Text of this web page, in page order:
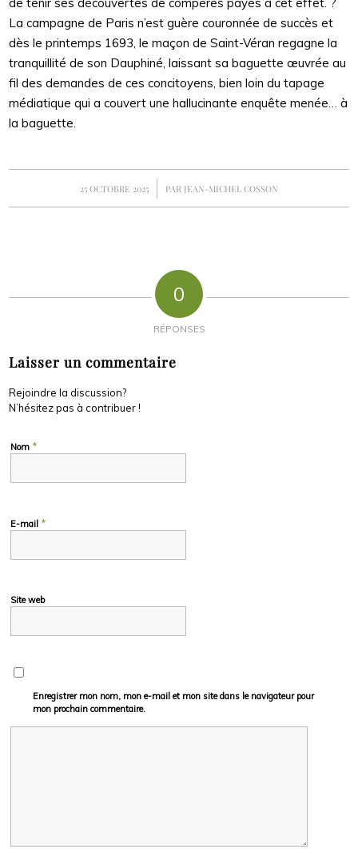
La campagne de Paris n’est guère couronnée de succès et
dès le printemps 1693, le maçon de Saint-Véran regagne la
tranquillité de son Dauphiné, laissant sa baguette œuvrée au
fil des demandes de ces concitoyens, bien loin du tapage
médiatique qui a couvert une hallucinante enquête menée… à
la baguette.
25 OCTOBRE 2025
/ PAR JEAN-MICHEL COSSON
0
RÉPONSES
Laisser un commentaire
Rejoindre la discussion?
N’hésitez pas à contribuer !
Nom *
E-mail *
Site web
Enregistrer mon nom, mon e-mail et mon site dans le navigateur pour
mon prochain commentaire.